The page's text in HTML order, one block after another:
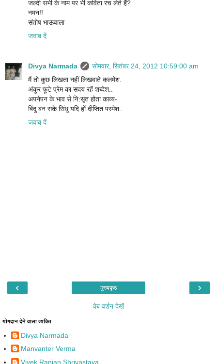
जल्दी सभी के नाम पर भी कविता रच लेते हैं?
नमन!!
संतोष भाऊवाला
जवाब दें
Divya Narmada
सोमवार, सितंबर 24, 2012 10:59:00 am
मैं तो कुछ लिखता नहीं लिखवाते कलमेश.
अंकुर फूटे प्रेम का सदय रहें शब्देश..
अपनेपन के भाव से नि:सृत होता काव्य-
बिंदु बन सके सिंधु यदि हों दीप्तित परमेश..
जवाब दें
‹ ›
मुख्यपृष्ठ
वेब वर्शन देखें
योगदान देने वाला व्यक्ति
Divya Narmada
Manvanter Verma
Vivek Ranjan Shrivastava